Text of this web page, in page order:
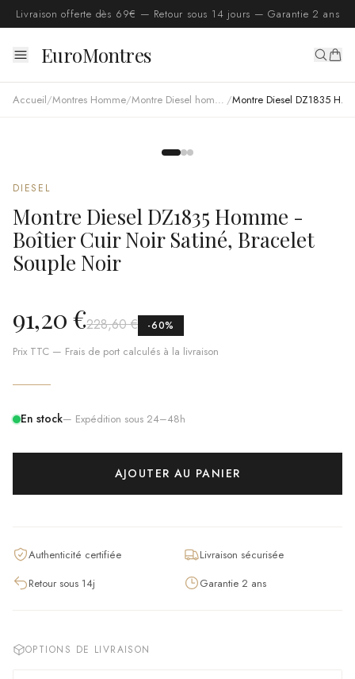
Livraison offerte dès 69€ — Retour sous 14 jours — Garantie 2 ans
EuroMontres
Accueil/Montres Homme/ Montre Diesel homme / Montre Diesel DZ1835 Homme - Boîtier Cuir Noir Satiné, Bracelet Souple Noir
DIESEL
Montre Diesel DZ1835 Homme -
Boîtier Cuir Noir Satiné, Bracelet
Souple Noir
91,20 €228,60 € -60%
Prix TTC — Frais de port calculés à la livraison
En stock— Expédition sous 24–48h
AJOUTER AU PANIER
Authenticité certifiée
Livraison sécurisée
Retour sous 14j
Garantie 2 ans
OPTIONS DE LIVRAISON